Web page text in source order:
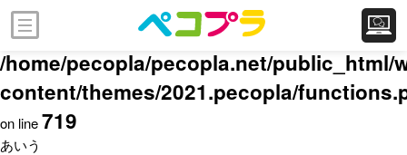
Warning : Attempt to read property "post_type" on null in
/home/pecopla/pecopla.net/public_html/
content/themes/2021.pecopla/
on line719
あいう